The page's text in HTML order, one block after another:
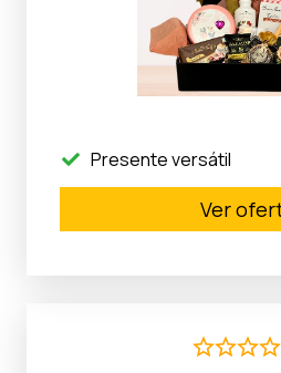
Presente versátil
Ver